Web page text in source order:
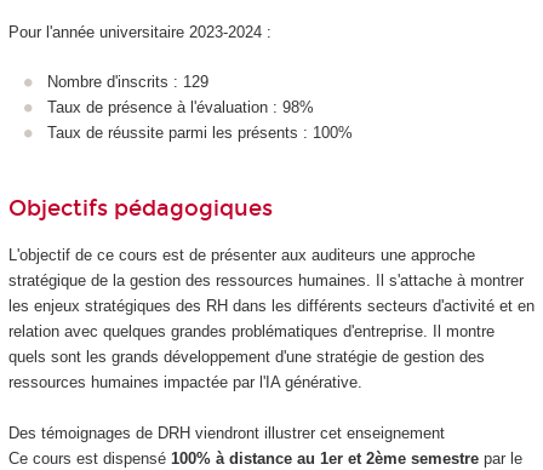
Pour l'année universitaire 2023-2024 :
Nombre d'inscrits : 129
Taux de présence à l'évaluation : 98%
Taux de réussite parmi les présents : 100%
Objectifs pédagogiques
L'objectif de ce cours est de présenter aux auditeurs une approche
stratégique de la gestion des ressources humaines. Il s'attache à montrer
les enjeux stratégiques des RH dans les différents secteurs d'activité et en
relation avec quelques grandes problématiques d'entreprise. Il montre
quels sont les grands développement d'une stratégie de gestion des
ressources humaines impactée par l'IA générative.
Des témoignages de DRH viendront illustrer cet enseignement
Ce cours est dispensé 100% à distance au 1er et 2ème semestrepar le